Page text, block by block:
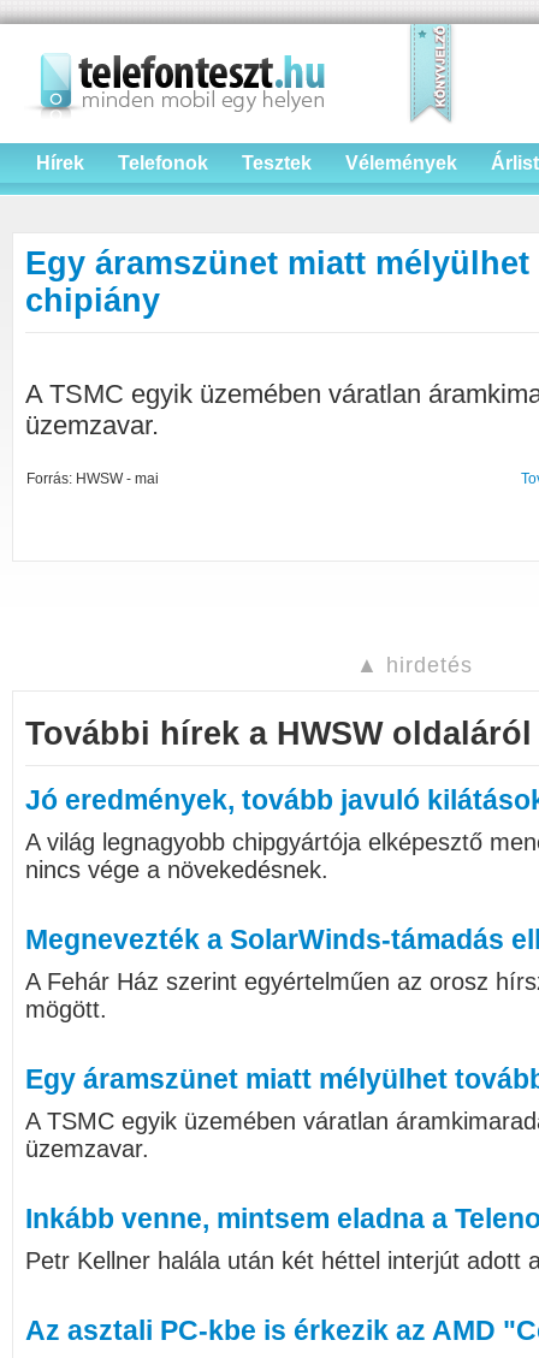
Hírek Telefonok Tesztek Vélemények
Egy áramszünet miatt
chipiány
A TSMC egyik üzemében váratlan
üzemzavar.
Forrás: HWSW - mai
▲ hirdetés
További hírek a HWSW oldaláról
Jó eredmények, tovább javuló
A világ legnagyobb chipgyártója elképesztő
nincs vége a növekedésnek.
Megnevezték a SolarWinds-támadás
A Fehár Ház szerint egyértelműen az orosz
mögött.
Egy áramszünet miatt mélyülhet
A TSMC egyik üzemében váratlan
üzemzavar.
Inkább venne, mintsem eladna a
Petr Kellner halála után két héttel interjút adott
Az asztali PC-kbe is érkezik az AMD